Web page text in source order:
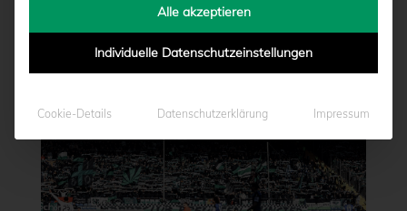
vonMarcel Weskamp|27.11.2025 - 12:13
Alle akzeptieren
Individuelle Datenschutzeinstellungen
Cookie-Details Datenschutzerklärung Impressum